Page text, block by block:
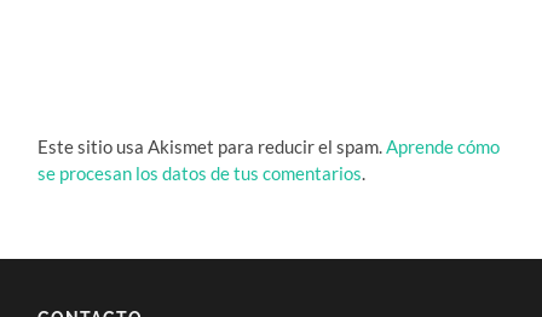
Este sitio usa Akismet para reducir el spam.Aprende cómo
se procesan los datos de tus comentarios.